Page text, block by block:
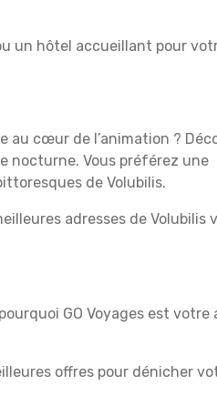
un hôtel accueillant pour
au cœur de l’animation ?
nocturne. Vous préférez une
de Volubilis.
adresses de Volubilis
GO Voyages est votre
offres pour dénicher